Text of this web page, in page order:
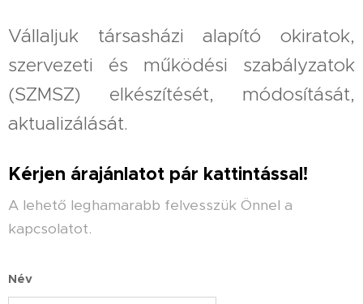
Vállaljuk társasházi alapító okiratok,
szervezeti és működési szabályzatok
(SZMSZ) elkészítését, módosítását,
aktualizálását.
Kérjen árajánlatot pár kattintással!
A lehető leghamarabb felvesszük Önnel a
kapcsolatot.
Név